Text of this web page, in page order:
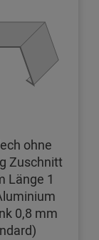
ohne
Zuschnitt
Länge 1
0,8 mm